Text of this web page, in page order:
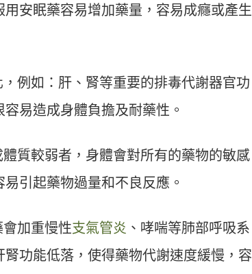
安眠藥容易增加藥量，容易成癮或產生
例如：肝、腎等重要的排毒代謝器官功
易造成身體負擔及耐藥性。
質較弱者，身體會對所有的藥物的敏感
引起藥物過量和不良反應。
會加重慢性支氣管炎 、哮喘等肺部呼吸系
功能低落，使得藥物代謝速度緩慢，容